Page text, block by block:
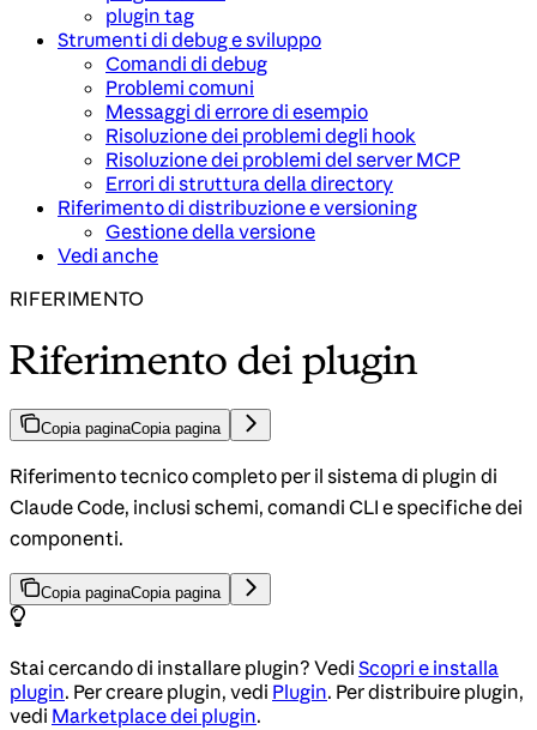
plugin tag
Strumenti di debug e sviluppo
Comandi di debug
Problemi comuni
Messaggi di errore di esempio
Risoluzione dei problemi degli hook
Risoluzione dei problemi del server MCP
Errori di struttura della directory
Riferimento di distribuzione e versioning
Gestione della versione
Vedi anche
RIFERIMENTO
Riferimento dei plugin
Copia paginaCopia pagina
Riferimento tecnico completo per il sistema di plugin di
Claude Code, inclusi schemi, comandi CLI e specifiche dei
componenti.
Copia paginaCopia pagina
Stai cercando di installare plugin? Vedi Scopri e installa
plugin. Per creare plugin, vedi Plugin. Per distribuire plugin,
vedi Marketplace dei plugin.